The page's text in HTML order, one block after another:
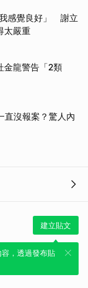
我感覺良好」 謝立
太嚴重
金龍警告「2類
直沒報案？驚人內
建立貼文
，透過發布貼